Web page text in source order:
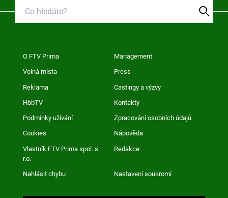
O FTV Prima Management
Volná místa Press
Reklama Castingy a výzvy
HbbTV Kontakty
Podmínky užívání Zpracování osobních údajů
Cookies Nápověda
Vlastník FTV Prima spol. s
r.o.
Redakce
Nahlásit chybu Nastavení soukromí